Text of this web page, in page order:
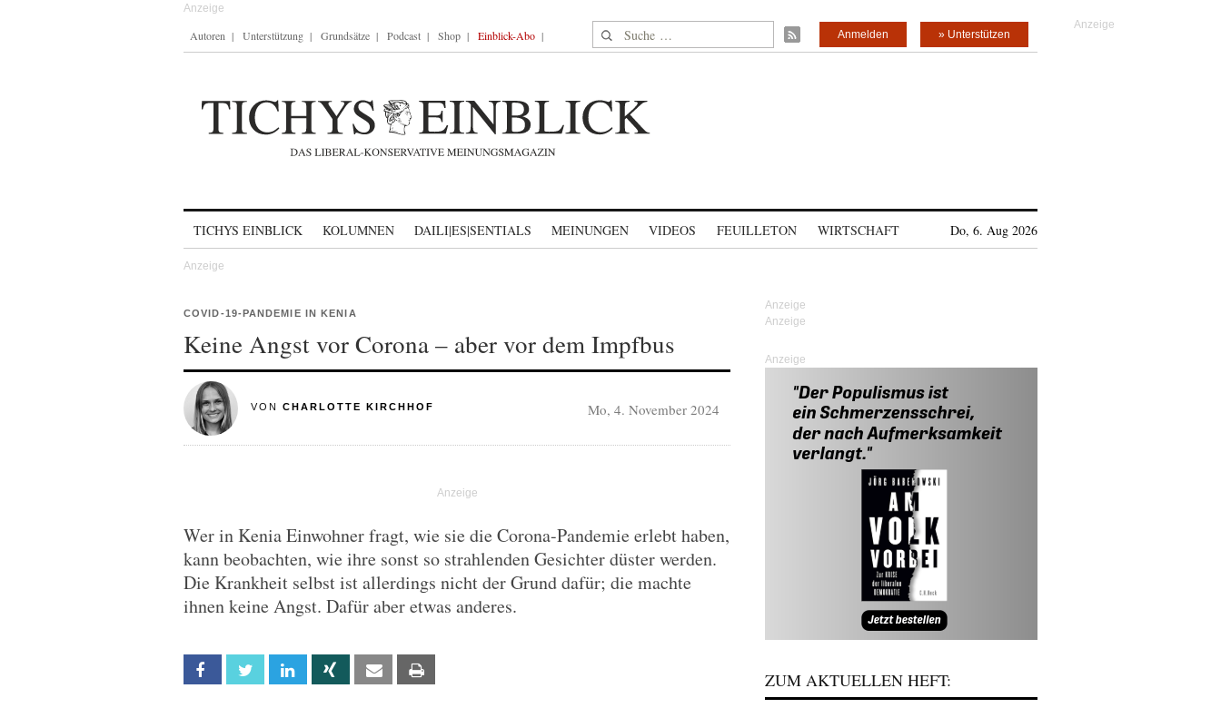
Autoren Unterstützung Grundsätze Podcast Shop Einblick-Abo Suche nach: » Unterstützen
Anmelden
TICHYS EINBLICK KOLUMNEN DAILI|ES|SENTIALS MEINUNGEN VIDEOS FEUILLETON WIRTSCHAFT Do, 6. Aug 2026
COVID-19-PANDEMIE IN KENIA
Keine Angst vor Corona – aber vor dem Impfbus
VON CHARLOTTE KIRCHHOF Mo, 4. November 2024
Wer in Kenia Einwohner fragt, wie sie die Corona-Pandemie erlebt haben,
kann beobachten, wie ihre sonst so strahlenden Gesichter düster werden.
Die Krankheit selbst ist allerdings nicht der Grund dafür; die machte
ihnen keine Angst. Dafür aber etwas anderes.
Facebook Twitter Linkedin Xing Email
Anzeige
ZUM AKTUELLEN HEFT: